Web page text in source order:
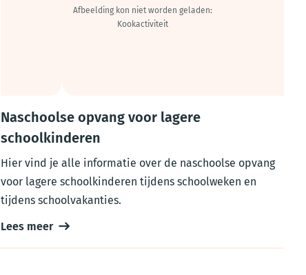
Naschoolse opvang voor lagere
schoolkinderen
Hier vind je alle informatie over de naschoolse opvang
voor lagere schoolkinderen tijdens schoolweken en
tijdens schoolvakanties.
Lees meer